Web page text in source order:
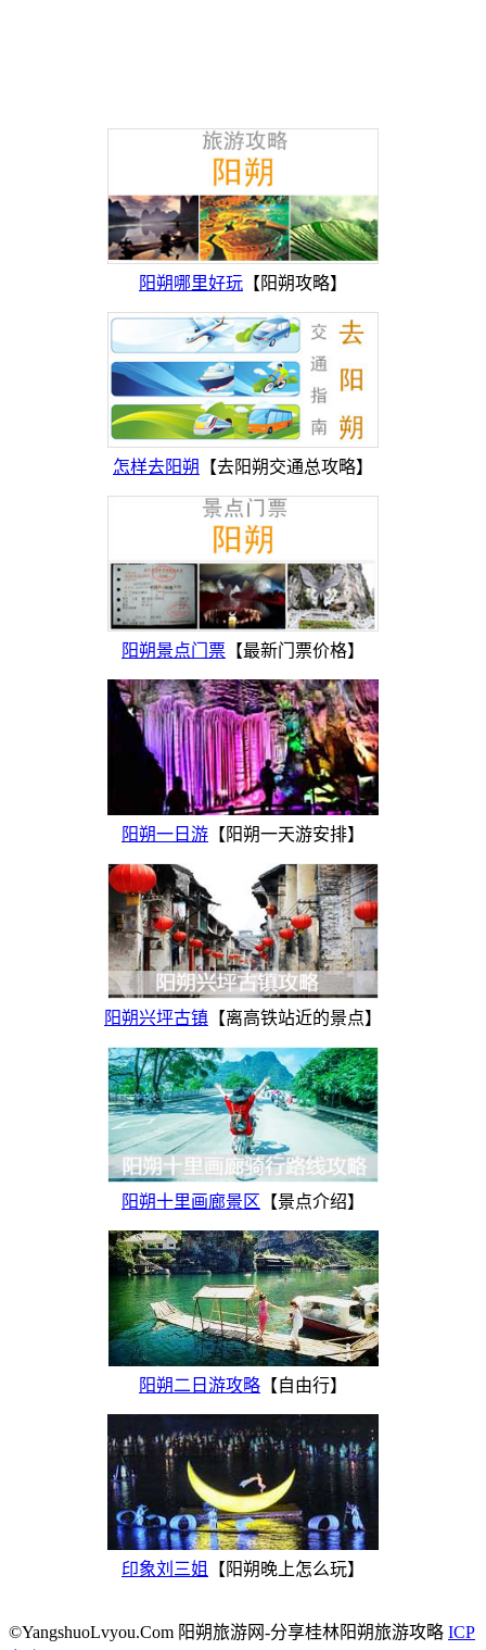
阳朔哪里好玩 【阳朔攻略】
怎样去阳朔 【去阳朔交通总攻略】
阳朔景点门票 【最新门票价格】
阳朔一日游 【阳朔一天游安排】
阳朔兴坪古镇 【离高铁站近的景点】
阳朔十里画廊景区 【景点介绍】
阳朔二日游攻略 【自由行】
印象刘三姐 【阳朔晚上怎么玩】
©YangshuoLvyou.Com 阳朔旅游网-分享桂林阳朔旅游攻略 ICP